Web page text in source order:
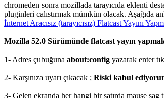
chromeden sonra mozillada tarayıcıda eklenti
pluginleri calıstırmak mümkün olacak. Aşağıda
İnternet Aracısız (tarayıcısız) Flatcast Yayını
Mozilla 52.0 Sürümünde flatcast yayın
1- Adres çubuğuna about:config yazarak enter
2- Karşınıza uyarı çıkacak ; Riski kabul
3- Gelen ekranda her hangi bir satırda mause sag